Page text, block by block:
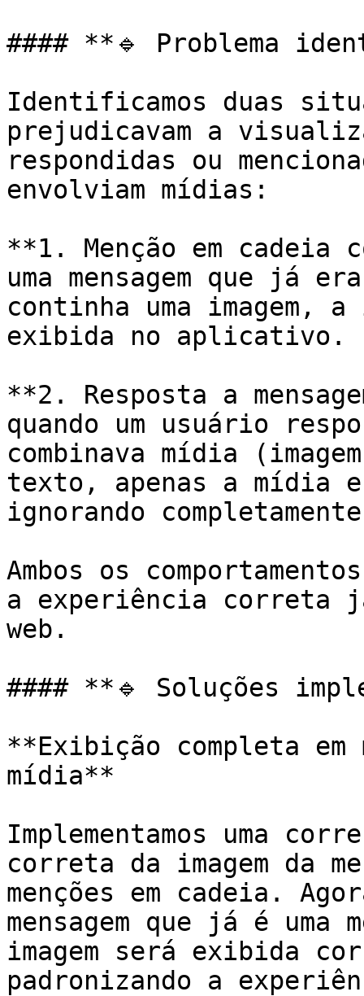
#### **🔹 Problema
Identificamos duas
prejudicavam a
respondidas ou
envolviam mídias:
**1. Menção em cadeia
uma mensagem que já
continha uma imagem,
exibida no aplicativo.
**2. Resposta a
quando um usuário
combinava mídia
texto, apenas a mídia
ignorando
Ambos os
a experiência correta
web.
#### **🔹 Soluções
**Exibição completa em
mídia**
Implementamos uma
correta da imagem da
menções em cadeia.
mensagem que já é
imagem será exibida
padronizando a